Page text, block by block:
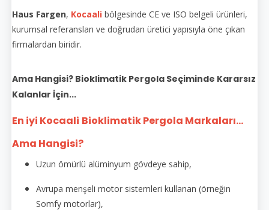
Haus Fargen, Kocaali bölgesinde CE ve ISO belgeli ürünleri,
kurumsal referansları ve doğrudan üretici yapısıyla öne çıkan
firmalardan biridir.
Ama Hangisi? Bioklimatik Pergola Seçiminde Kararsız
Kalanlar İçin...
En iyi Kocaali Bioklimatik Pergola Markaları...
Ama Hangisi?
Uzun ömürlü alüminyum gövdeye sahip,
Avrupa menşeli motor sistemleri kullanan (örneğin
Somfy motorlar),